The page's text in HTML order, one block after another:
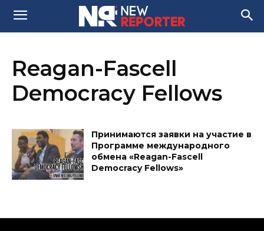
Reagan-Fascell
Democracy Fellows
Принимаются заявки на участие в
Программе международного
обмена «Reagan-Fascell
Democracy Fellows»